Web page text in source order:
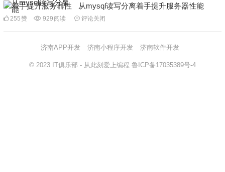
从mysql读写分离着手提升服务器性能
255赞 929 阅读 评论关闭
济南APP开发 济南小程序开发 济南软件开发
© 2023 IT俱乐部 - 从此刻爱上编程 鲁ICP备17035389号-4